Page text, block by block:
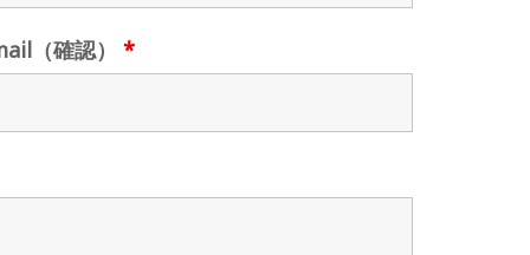
（確認）*